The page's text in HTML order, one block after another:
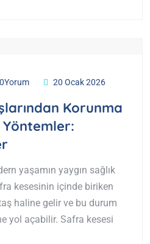
0Yorum 20 Ocak 2026
Korunma
Yöntemler:
yaşamın yaygın sağlık
kesesinin içinde biriken
haline gelir ve bu durum
yol açabilir. Safra kesesi